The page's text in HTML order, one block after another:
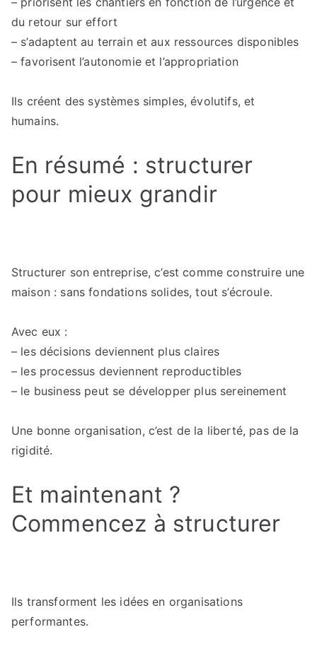
du retour sur effort
– s’adaptent au terrain et aux ressources disponibles
– favorisent l’autonomie et l’appropriation
Ils créent des systèmes simples, évolutifs, et
humains.
En résumé : structurer
pour mieux grandir
Structurer son entreprise, c’est comme construire une
maison : sans fondations solides, tout s’écroule.
Avec eux :
– les décisions deviennent plus claires
– les processus deviennent reproductibles
– le business peut se développer plus sereinement
Une bonne organisation, c’est de la liberté, pas de la
rigidité.
Et maintenant ?
Commencez à structurer
Ils transforment les idées en organisations
performantes.